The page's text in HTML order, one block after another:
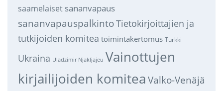
saamelaiset sananvapaus
sananvapauspalkintoTietokirjoittajien ja
tutkijoiden komitea toimintakertomus Turkki
Ukraina Uladzimir Njakljajeu Vainottujen
kirjailijoiden komitea Valko-Venäjä